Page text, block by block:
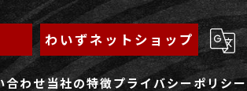
わいずネットショップ
合わせ当社の特徴プライバシーポリシー